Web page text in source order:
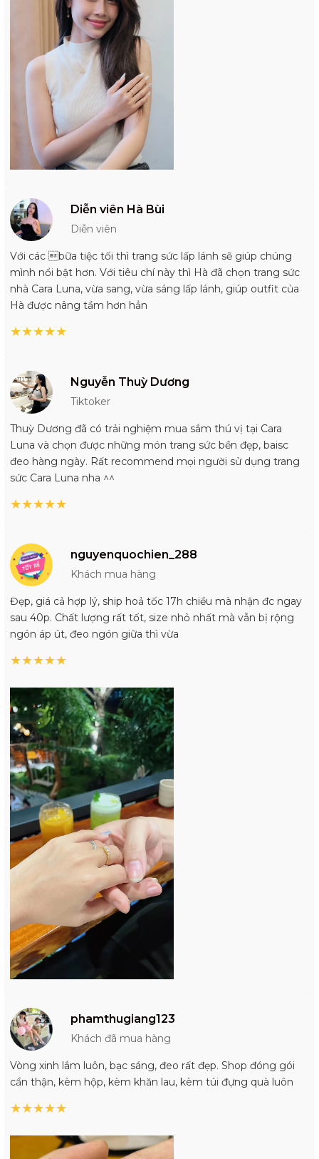
Diễn viên Hà Bùi
Diễn viên
Với các bữa tiệc tối thì trang sức lấp lánh sẽ giúp chúng
mình nổi bật hơn. Với tiêu chí này thì Hà đã chọn trang sức
nhà Cara Luna, vừa sang, vừa sáng lấp lánh, giúp outfit của
Hà được nâng tầm hơn hẳn
★★★★★
Nguyễn Thuỳ Dương
Tiktoker
Thuỳ Dương đã có trải nghiệm mua sắm thú vị tại Cara
Luna và chọn được những món trang sức bền đẹp, baisc
đeo hàng ngày. Rất recommend mọi người sử dụng trang
sức Cara Luna nha ^^
★★★★★
nguyenquochien_288
Khách mua hàng
Đẹp, giá cả hợp lý, ship hoả tốc 17h chiều mà nhận đc ngay
sau 40p. Chất lượng rất tốt, size nhỏ nhất mà vẫn bị rộng
ngón áp út, đeo ngón giữa thì vừa
★★★★★
phamthugiang123
Khách đã mua hàng
Vòng xinh lắm luôn, bạc sáng, đeo rất đẹp. Shop đóng gói
cẩn thận, kèm hộp, kèm khăn lau, kèm túi đựng quà luôn
★★★★★